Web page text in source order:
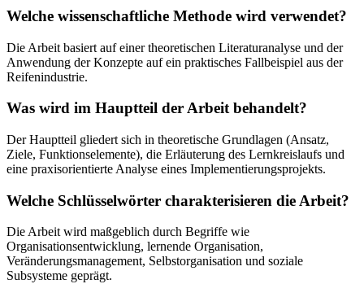
Welche wissenschaftliche Methode wird verwendet?
Die Arbeit basiert auf einer theoretischen Literaturanalyse und der
Anwendung der Konzepte auf ein praktisches Fallbeispiel aus der
Reifenindustrie.
Was wird im Hauptteil der Arbeit behandelt?
Der Hauptteil gliedert sich in theoretische Grundlagen (Ansatz,
Ziele, Funktionselemente), die Erläuterung des Lernkreislaufs und
eine praxisorientierte Analyse eines Implementierungsprojekts.
Welche Schlüsselwörter charakterisieren die Arbeit?
Die Arbeit wird maßgeblich durch Begriffe wie
Organisationsentwicklung, lernende Organisation,
Veränderungsmanagement, Selbstorganisation und soziale
Subsysteme geprägt.